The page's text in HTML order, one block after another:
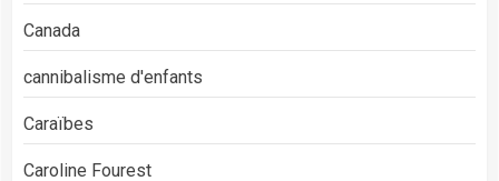
Canada
cannibalisme d'enfants
Caraïbes
Caroline Fourest